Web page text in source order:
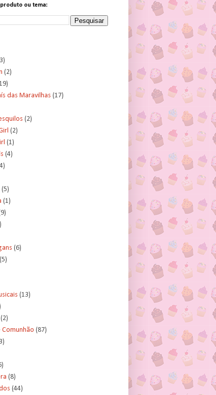
ou tema:
(2)
das Maravilhas (17)
(2)
(2)
(1)
(4)
(5)
(1)
(6)
(5)
(13)
(2)
Comunhão (87)
(8)
(44)